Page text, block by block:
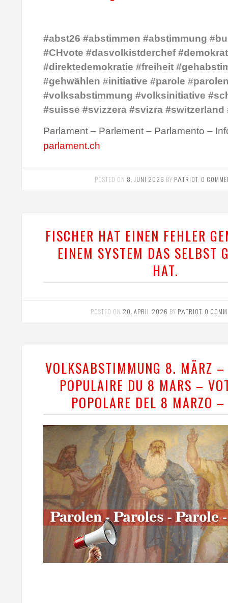
#abst26 #abstimmen #abstimmung
#CHvote #dasvolkistderchef
#direktedemokratie #freiheit
#gehwählen #initiative #parole
#volksabstimmung #volksinitiative
#suisse #svizzera #svizra #switzerland
Parlament – Parlement – Parlamento –
parlament.ch
POSTED ON 8. JUNI 2026 BY PΛTRIOT. 0
FISCHER HAT EINEN FEHLER
EINEM SYSTEM DAS SELBST
HAT.
POSTED ON 20. APRIL 2026 BY PΛTRIOT 0
VOLKSABSTIMMUNG 8. MÄRZ
POPULAIRE DU 8 MARS –
POPOLARE DEL 8 MARZO